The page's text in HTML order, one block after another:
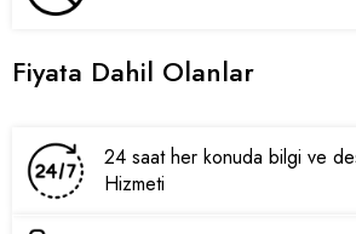
Fiyata Dahil Olanlar
24 saat her konuda bilgi ve
Hizmeti